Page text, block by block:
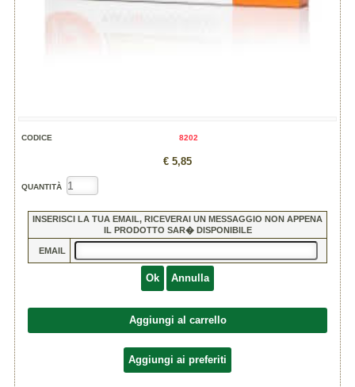
CODICE 8202
€ 5,85
QUANTITÀ
INSERISCI LA TUA EMAIL, RICEVERAI UN MESSAGGIO NON APPENA
IL PRODOTTO SAR� DISPONIBILE
EMAIL
Ok Annulla
Aggiungi al carrello
Aggiungi ai preferiti